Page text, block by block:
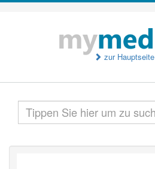
zur Hauptseite